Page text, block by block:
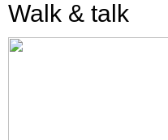
Walk & talk